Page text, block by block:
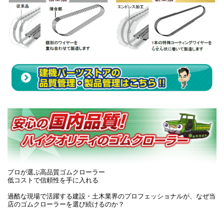
プロが選ぶ高品質ゴムクローラー
低コストで信頼性を手に入れる
過酷な現場で活躍する建設・土木業界のプロフェッショナルが、なぜ当
店のゴムクローラーを選び続けるのか？